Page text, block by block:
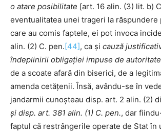
o atare posibilitate [art. 16 alin. (3) lit. b)
eventualitatea unei trageri la răspundere
care au comis faptele, ei pot invoca
alin. (2) C. pen. [44], ca și cauză
îndeplinirii obligației impuse de
de a scoate afară din biserici, de a
amenda cetățenii. Însă, avându-se în
jandarmii cunoșteau disp. art. 2 alin. (2)
și disp. art. 381 alin. (1) C. pen., dar
faptul că restrângerile operate de Stat în